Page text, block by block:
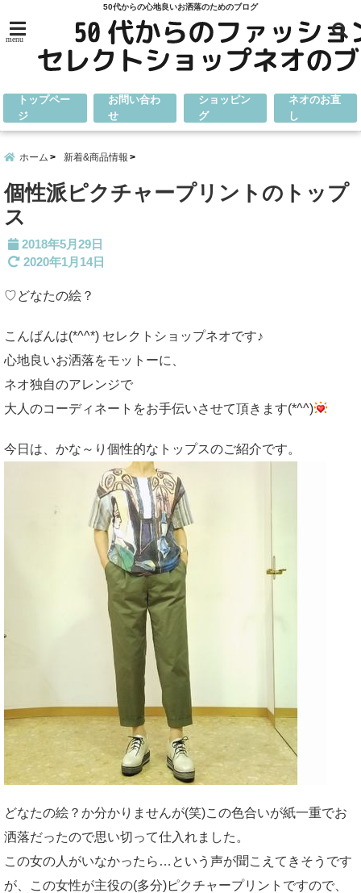
50代からの心地良いお洒落のためのブログ
menu
トップペー
ジ
お問い合わ
せ
ショッピン
グ
ネオのお直
し
ホーム 新着&商品情報
個性派ピクチャープリントのトップ
ス
2018年5月29日
2020年1月14日
♡どなたの絵？
こんばんは(*^^*) セレクトショップネオです♪
心地良いお洒落をモットーに、
ネオ独自のアレンジで
大人のコーディネートをお手伝いさせて頂きます(*^^)
今日は、かな～り個性的なトップスのご紹介です。
どなたの絵？か分かりませんが(笑)この色合いが紙一重でお
洒落だったので思い切って仕入れました。
この女の人がいなかったら…という声が聞こえてきそうです
が、この女性が主役の(多分)ピクチャープリントですので、